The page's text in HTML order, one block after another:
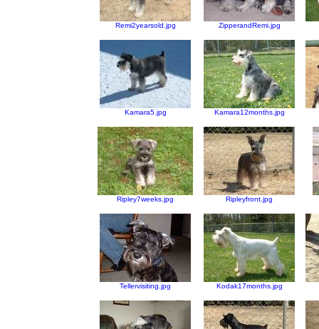
Remi2yearsold.jpg ZipperandRemi.jpg
Kamara5.jpg Kamara12months.jpg
Ripley7weeks.jpg Ripleyfront.jpg
Tellervisiting.jpg Kodak17months.jpg